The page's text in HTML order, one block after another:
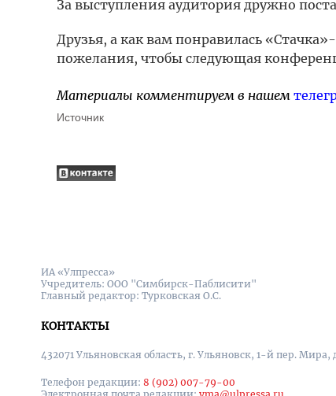
За выступления аудитория дружно
Друзья, а как вам понравилась
пожелания, чтобы следующая
Материалы комментируем в нашем
Источник
ИА «Улпресса»
Учредитель: ООО "Симбирск-Паблисити"
Главный редактор: Турковская О.С.
КОНТАКТЫ
432071 Ульяновская область, г. Ульяновск, 1-й пер. Мира,
Телефон редакции: 8 (902) 007-79-00